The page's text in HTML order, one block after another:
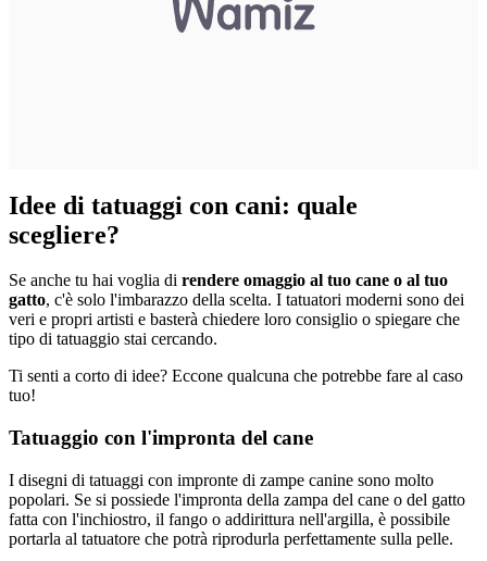
Idee di tatuaggi con cani: quale
scegliere?
Se anche tu hai voglia di rendere omaggio al tuo cane o al tuo
gatto, c'è solo l'imbarazzo della scelta. I tatuatori moderni sono dei
veri e propri artisti e basterà chiedere loro consiglio o spiegare che
tipo di tatuaggio stai cercando.
Ti senti a corto di idee? Eccone qualcuna che potrebbe fare al caso
tuo!
Tatuaggio con l'impronta del cane
I disegni di tatuaggi con impronte di zampe canine sono molto
popolari. Se si possiede l'impronta della zampa del cane o del gatto
fatta con l'inchiostro, il fango o addirittura nell'argilla, è possibile
portarla al tatuatore che potrà riprodurla perfettamente sulla pelle.